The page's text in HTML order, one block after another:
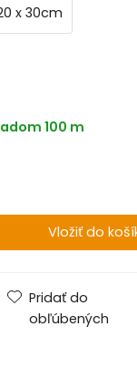
x 30cm
100 m
Pridať do
obľúbených